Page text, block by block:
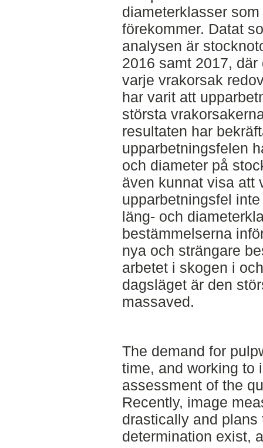
diameterklasser
förekommer. Datat
analysen är
2016 samt 2017,
varje vrakorsak
har varit att
största
resultaten har
upparbetningsfelen
och diameter på
även kunnat visa att
upparbetningsfel
läng- och
bestämmelserna
nya och strängare
arbetet i skogen i
dagsläget är den
massaved.
The demand for
time, and working to
assessment of the
Recently, image
drastically and plans
determination exist,